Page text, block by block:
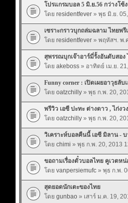
โปรแกรมบอล 5 มิ.ย.56 กว่างโ
โดย residentfever» พุธ มิ.ย.
เซราะกราวบุกถล่มฉลาม ไทยพ
โดย residentfever» พฤหัสฯ. พ.
สุพรรณบุกเจ๊าอาร์มี่รั้งอันดับสอง
โดย akeboss» อาทิตย์ เม.ย.
Funny corner : เปิดเผยอาวุธลั
โดย oatzchilly» พุธ ก.พ. 20,
พรีวิว เอซี ปะทะ ต่างดาว , ไก่งว
โดย oatzchilly» พุธ ก.พ. 20,
วิเคราะห์บอลคืนนี้ เอซี มิลาน - บ
โดย chimi » พุธ ก.พ. 20, 2013
ขอถามเรื่องตั๋วบอลไทย คูเวตห
โดย vanpersiemufc» พุธ ก.พ.
สุดยอดนักเตะของไทย
โดย gunbao » เสาร์ ม.ค. 19,